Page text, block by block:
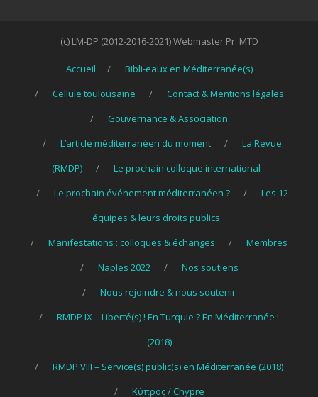
(c) LM-DP (2012-2016-2021) Webmaster Pr. MTD
Accueil
Bibli-eaux en Méditerranée(s)
Cellule toulousaine
Contact & Mentions légales
Gouvernance & Association
L’article méditerranéen du moment
La Revue
(RMDP)
Le prochain colloque international
Le prochain événement méditerranéen ?
Les 12
équipes & leurs droits publics
Manifestations : colloques & échanges
Membres
Naples 2022
Nos soutiens
Nous rejoindre & nous soutenir
RMDP IX – Liberté(s) ! En Turquie ? En Méditerranée !
(2018)
RMDP VIII – Service(s) public(s) en Méditerranée (2018)
Κύπρος / Chypre